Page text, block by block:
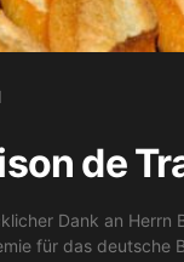
de
Dank an Herrn
für das deutsche